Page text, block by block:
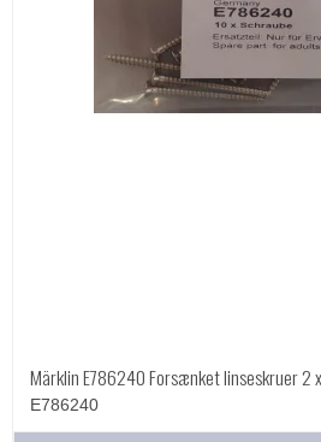
Märklin E786240 Forsænket linseskruer 2
E786240